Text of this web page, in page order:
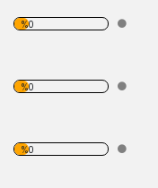
%0
%0
%0